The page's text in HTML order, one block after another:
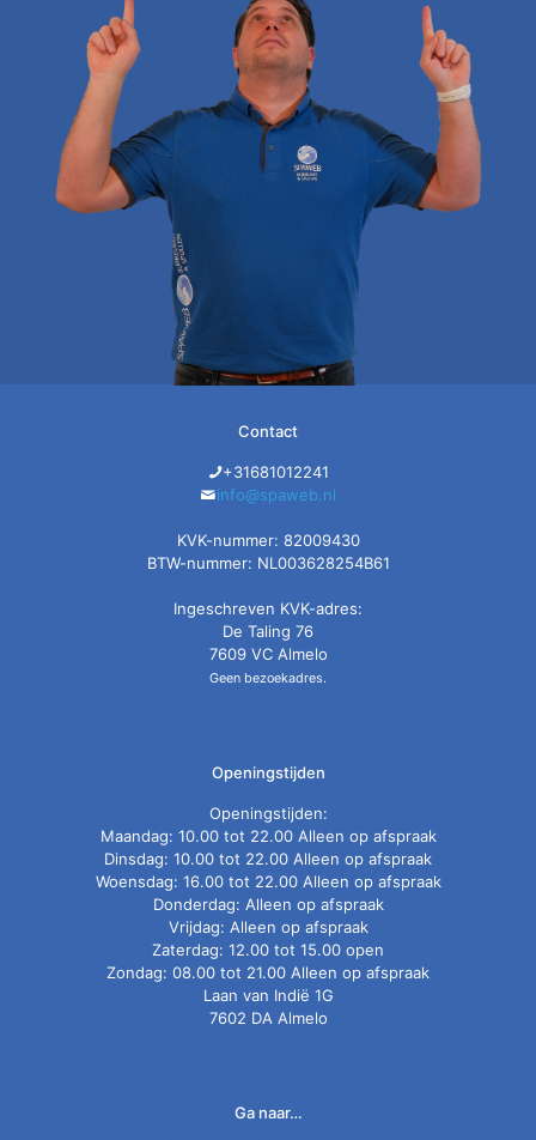
Contact
+31681012241
info@spaweb.nl
KVK-nummer: 82009430
BTW-nummer: NL003628254B61
Ingeschreven KVK-adres:
De Taling 76
7609 VC Almelo
Geen bezoekadres.
Openingstijden
Openingstijden:
Maandag: 10.00 tot 22.00 Alleen op afspraak
Dinsdag: 10.00 tot 22.00 Alleen op afspraak
Woensdag: 16.00 tot 22.00 Alleen op afspraak
Donderdag: Alleen op afspraak
Vrijdag: Alleen op afspraak
Zaterdag: 12.00 tot 15.00 open
Zondag: 08.00 tot 21.00 Alleen op afspraak
Laan van Indië 1G
7602 DA Almelo
Ga naar…